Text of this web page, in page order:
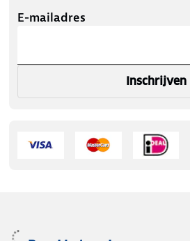
E-mailadres
Inschrijven